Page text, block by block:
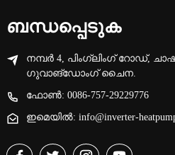
ബന്ധപ്പെടുക
നമ്പർ 4, പിംഗ്ലിംഗ് റോഡ്,
ഗുവാങ്‌ഡോംഗ് ചൈന.
ഫോൺ: 0086-757-29229776
ഇമെയിൽ: info@inverter-